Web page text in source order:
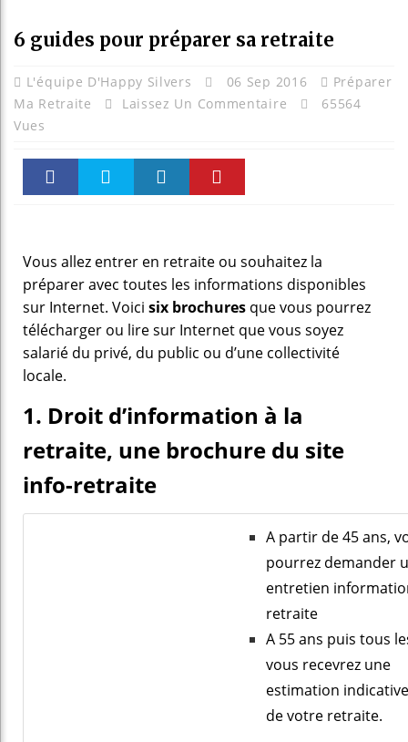
6 guides pour préparer sa retraite
L'équipe D'Happy Silvers 06 Sep 2016
Préparer
Ma Retraite
Laissez Un Commentaire
65564
Vues
Vous allez entrer en retraite ou souhaitez la
préparer avec toutes les informations disponibles
sur Internet. Voici six brochures que vous pourrez
télécharger ou lire sur Internet que vous soyez
salarié du privé, du public ou d’une collectivité
locale.
1. Droit d’information à la
retraite, une brochure du site
info-retraite
A partir de 45 ans,
pourrez demander
entretien
retraite
A 55 ans puis tous
vous recevrez une
estimation
de votre retraite.